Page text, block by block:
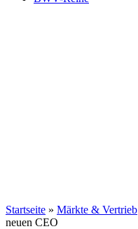
Startseite » Märkte & Vertrieb
neuen CEO